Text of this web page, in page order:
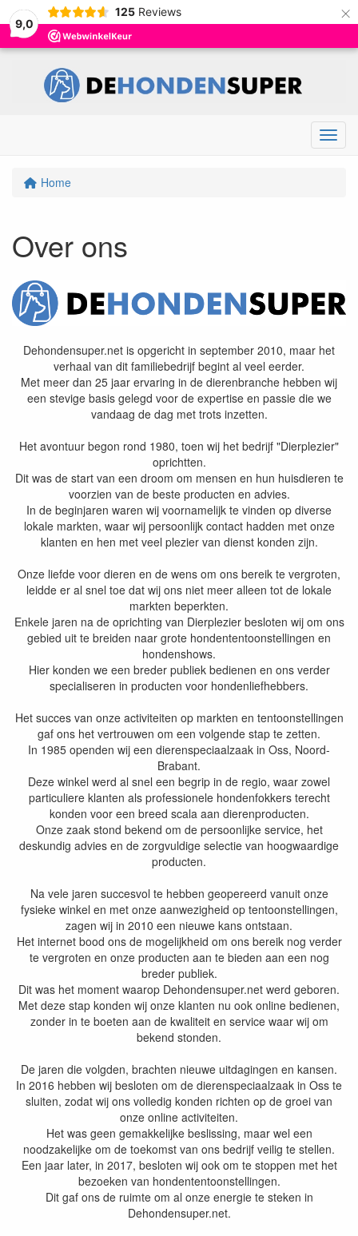
9,0
125 Reviews ×
Menu
Home
Over ons
Dehondensuper.net is opgericht in september 2010, maar het
verhaal van dit familiebedrijf begint al veel eerder.
Met meer dan 25 jaar ervaring in de dierenbranche hebben wij
een stevige basis gelegd voor de expertise en passie die we
vandaag de dag met trots inzetten.
Het avontuur begon rond 1980, toen wij het bedrijf "Dierplezier"
oprichtten.
Dit was de start van een droom om mensen en hun huisdieren te
voorzien van de beste producten en advies.
In de beginjaren waren wij voornamelijk te vinden op diverse
lokale markten, waar wij persoonlijk contact hadden met onze
klanten en hen met veel plezier van dienst konden zijn.
Onze liefde voor dieren en de wens om ons bereik te vergroten,
leidde er al snel toe dat wij ons niet meer alleen tot de lokale
markten beperkten.
Enkele jaren na de oprichting van Dierplezier besloten wij om ons
gebied uit te breiden naar grote hondententoonstellingen en
hondenshows.
Hier konden we een breder publiek bedienen en ons verder
specialiseren in producten voor hondenliefhebbers.
Het succes van onze activiteiten op markten en tentoonstellingen
gaf ons het vertrouwen om een volgende stap te zetten.
In 1985 openden wij een dierenspeciaalzaak in Oss, Noord-
Brabant.
Deze winkel werd al snel een begrip in de regio, waar zowel
particuliere klanten als professionele hondenfokkers terecht
konden voor een breed scala aan dierenproducten.
Onze zaak stond bekend om de persoonlijke service, het
deskundig advies en de zorgvuldige selectie van hoogwaardige
producten.
Na vele jaren succesvol te hebben geopereerd vanuit onze
fysieke winkel en met onze aanwezigheid op tentoonstellingen,
zagen wij in 2010 een nieuwe kans ontstaan.
Het internet bood ons de mogelijkheid om ons bereik nog verder
te vergroten en onze producten aan te bieden aan een nog
breder publiek.
Dit was het moment waarop Dehondensuper.net werd geboren.
Met deze stap konden wij onze klanten nu ook online bedienen,
zonder in te boeten aan de kwaliteit en service waar wij om
bekend stonden.
De jaren die volgden, brachten nieuwe uitdagingen en kansen.
In 2016 hebben wij besloten om de dierenspeciaalzaak in Oss te
sluiten, zodat wij ons volledig konden richten op de groei van
onze online activiteiten.
Het was geen gemakkelijke beslissing, maar wel een
noodzakelijke om de toekomst van ons bedrijf veilig te stellen.
Een jaar later, in 2017, besloten wij ook om te stoppen met het
bezoeken van hondententoonstellingen.
Dit gaf ons de ruimte om al onze energie te steken in
Dehondensuper.net.